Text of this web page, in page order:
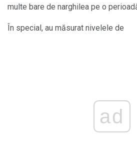
multe bare de narghilea pe o
În special, au măsurat nivelele de
ad